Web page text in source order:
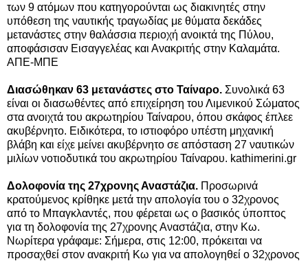
των 9 ατόμων που κατηγορούνται ως διακινητές στην
υπόθεση της ναυτικής τραγωδίας με θύματα δεκάδες
μετανάστες στην θαλάσσια περιοχή ανοικτά της Πύλου,
αποφάσισαν Εισαγγελέας και Ανακριτής στην Καλαμάτα.
ΑΠΕ-ΜΠΕ
Διασώθηκαν 63 μετανάστες στο Ταίναρο. Συνολικά 63
είναι οι διασωθέντες από επιχείρηση του Λιμενικού Σώματος
στα ανοιχτά του ακρωτηρίου Ταίναρου, όπου σκάφος έπλεε
ακυβέρνητο. Ειδικότερα, το ιστιοφόρο υπέστη μηχανική
βλάβη και είχε μείνει ακυβέρνητο σε απόσταση 27 ναυτικών
μιλίων νοτιοδυτικά του ακρωτηρίου Ταίναρου. kathimerini.gr
Δολοφονία της 27χρονης Αναστάζια. Προσωρινά
κρατούμενος κρίθηκε μετά την απολογία του ο 32χρονος
από το Μπαγκλαντές, που φέρεται ως ο βασικός ύποπτος
για τη δολοφονία της 27χρονης Αναστάζια, στην Κω.
Νωρίτερα γράφαμε: Σήμερα, στις 12:00, πρόκειται να
προσαχθεί στον ανακριτή Κω για να απολογηθεί ο 32χρονος